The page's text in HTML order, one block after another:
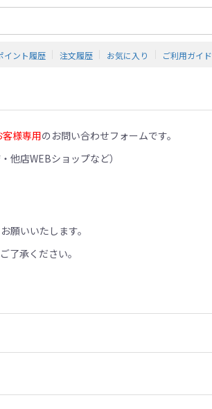
イント履歴 注文履歴 お気に入り ご利用ガイド
様専用のお問い合わせフォームです。
他店WEBショップなど）
願いいたします。
了承ください。